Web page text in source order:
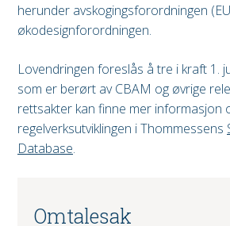
herunder avskogingsforordningen
økodesignforordningen.
Lovendringen foreslås å tre i kraft 1.
som er berørt av CBAM og øvrige
rettsakter kan finne mer informasjon
regelverksutviklingen i Thommessens
Database.
Omtalesak